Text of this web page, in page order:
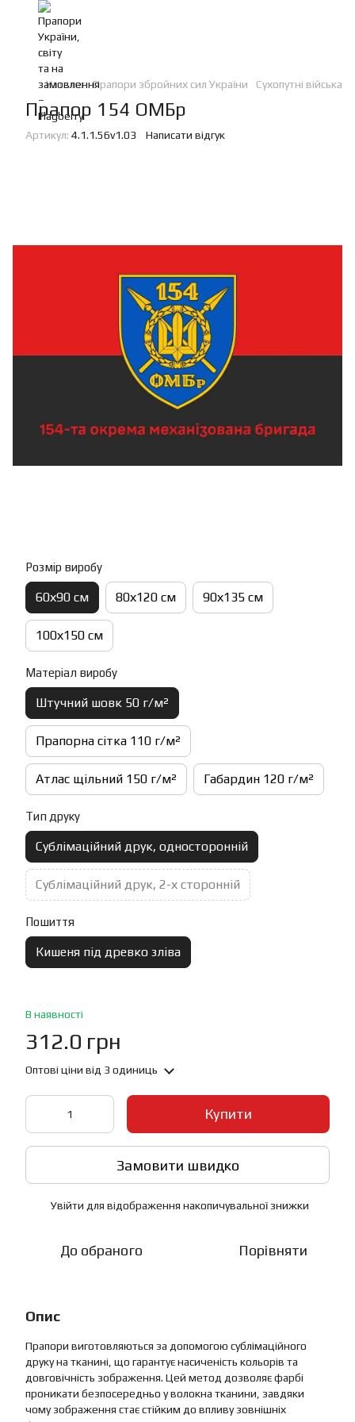
Каталог Прапори збройних сил України Сухопутні війська
Прапор 154 ОМБр
Артикул: 4.1.1.56v1.03 Написати відгук
Розмір виробу
60х90 см 80х120 см 90х135 см
100х150 см
Матеріал виробу
Штучний шовк 50 г/м²
Прапорна сітка 110 г/м²
Атлас щільний 150 г/м² Габардин 120 г/м²
Тип друку
Сублімаційний друк, односторонній
Сублімаційний друк, 2-х сторонній
Пошиття
Кишеня під древко зліва
В наявності
312.0 грн
Оптові ціни від 3 одиниць
Купити
Замовити швидко
Увійти для відображення накопичувальної знижки
До обраного Порівняти
Опис
Прапори виготовляються за допомогою сублімаційного
друку на тканині, що гарантує насиченість кольорів та
довговічність зображення. Цей метод дозволяє фарбі
проникати безпосередньо у волокна тканини, завдяки
чому зображення стає стійким до впливу зовнішніх